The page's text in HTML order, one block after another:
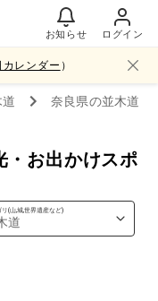
お知らせ ログイン
レンダー ）
奈良県の並木道
・お出かけスポ
リ(山,城,世界遺産など)
道